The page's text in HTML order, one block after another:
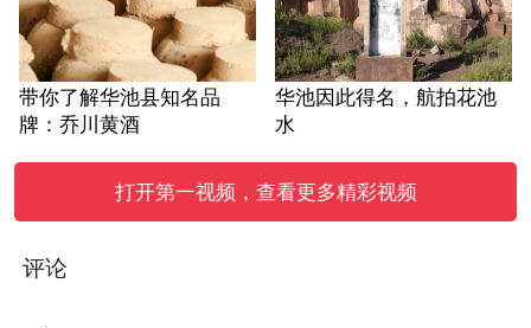
带你了解华池县知名品
牌：乔川黄酒
华池因此得名，航拍花池
水
打开第一视频，查看更多精彩视频
评论